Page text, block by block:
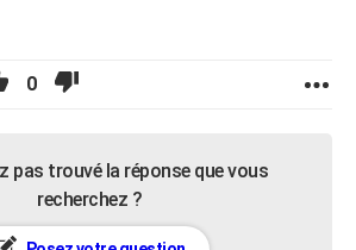
0
pas trouvé la réponse que vous
recherchez ?